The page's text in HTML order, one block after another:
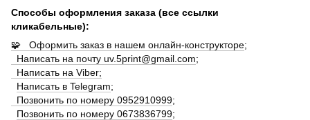
Способы оформления заказа (все ссылки
кликабельные):
🧩 Оформить заказ в нашем онлайн-конструкторе;
Написать на почту uv.5print@gmail.com;
Написать на Viber;
Написать в Telegram;
Позвонить по номеру 0952910999;
Позвонить по номеру 0673836799;